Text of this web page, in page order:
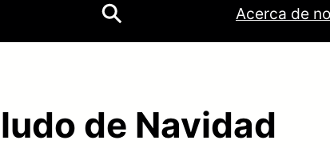
Acerca de
de Navidad